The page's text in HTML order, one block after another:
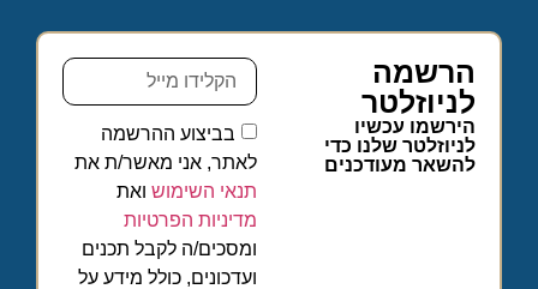
הרשמה
לניוזלטר
הירשמו עכשיו
לניוזלטר שלנו כדי
להשאר מעודכנים
בביצוע ההרשמה
לאתר, אני מאשר/ת את
תנאי השימוש ואת
מדיניות הפרטיות
ומסכים/ה לקבל תכנים
ועדכונים, כולל מידע על